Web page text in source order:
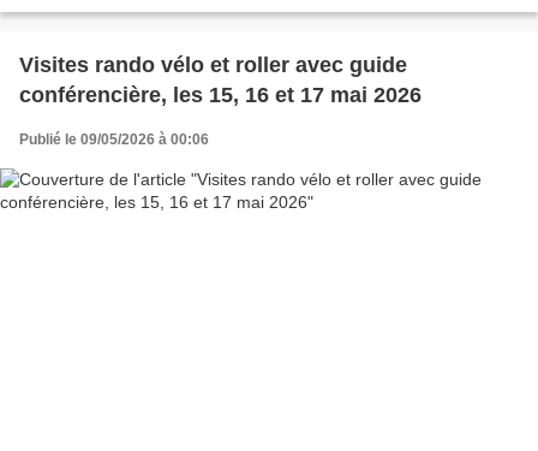
Visites rando vélo et roller avec guide
conférencière, les 15, 16 et 17 mai 2026
Publié le 09/05/2026 à 00:06